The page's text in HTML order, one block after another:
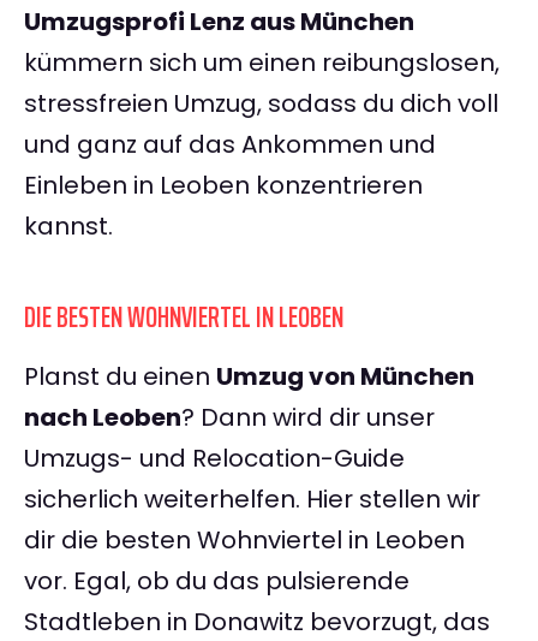
Umzugsprofi Lenz aus München
kümmern sich um einen reibungslosen,
stressfreien Umzug, sodass du dich voll
und ganz auf das Ankommen und
Einleben in Leoben konzentrieren
kannst.
DIE BESTEN WOHNVIERTEL IN LEOBEN
Planst du einen Umzug von München
nach Leoben? Dann wird dir unser
Umzugs- und Relocation-Guide
sicherlich weiterhelfen. Hier stellen wir
dir die besten Wohnviertel in Leoben
vor. Egal, ob du das pulsierende
Stadtleben in Donawitz bevorzugt, das